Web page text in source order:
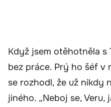
Když jsem otěhotněla s
bez práce. Prý ho šéf v
se rozhodl, že už nikdy
jiného. „Neboj se,